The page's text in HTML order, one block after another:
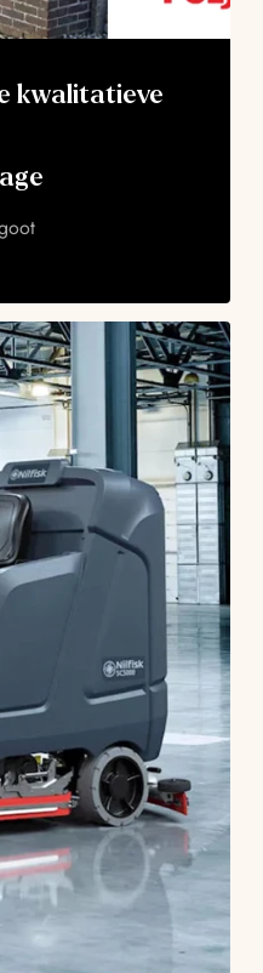
kwalitatieve